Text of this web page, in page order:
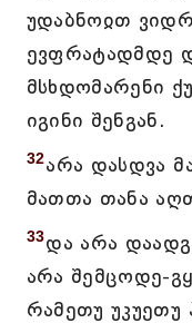
უდაბნოჲთ
ევფრატადმდე
მსხდომარენი
იგინი შენგან.
32არა დასდვა
მათთა თანა
33და არა
არა შემცოდე-
რამეთუ